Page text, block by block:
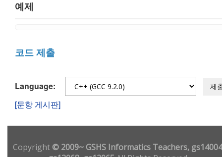
예제
코드 제출
Language: 제
[문항 게시판]
Copyright© 2009~ GSHS Informatics Teachers,